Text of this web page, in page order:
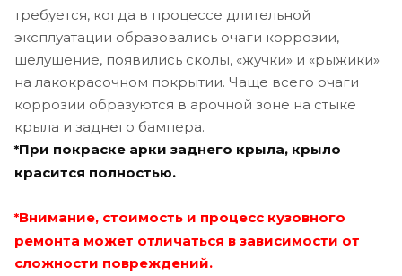
требуется, когда в процессе длительной
эксплуатации образовались очаги коррозии,
шелушение, появились сколы, «жучки» и «рыжики»
на лакокрасочном покрытии. Чаще всего очаги
коррозии образуются в арочной зоне на стыке
крыла и заднего бампера.
*При покраске арки заднего крыла, крыло
красится полностью.
*Внимание, стоимость и процесс кузовного
ремонта может отличаться в зависимости от
сложности повреждений.